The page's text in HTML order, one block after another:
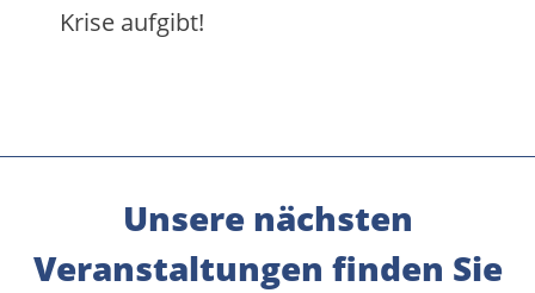
Krise aufgibt!
Unsere nächsten
Veranstaltungen finden Sie